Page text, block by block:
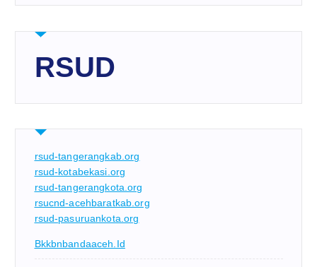
RSUD
rsud-tangerangkab.org
rsud-kotabekasi.org
rsud-tangerangkota.org
rsucnd-acehbaratkab.org
rsud-pasuruankota.org
Bkkbnbandaaceh.id